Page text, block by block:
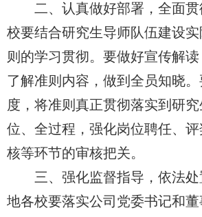
二、认真做好部署，全面贯
校要结合研究生导师队伍建设
则的学习贯彻。要做好宣传解
了解准则内容，做到全员知晓。
度，将准则真正贯彻落实到研
位、全过程，强化岗位聘任、
核等环节的审核把关。
三、强化监督指导，依法处
地各校要落实公司党委书记和